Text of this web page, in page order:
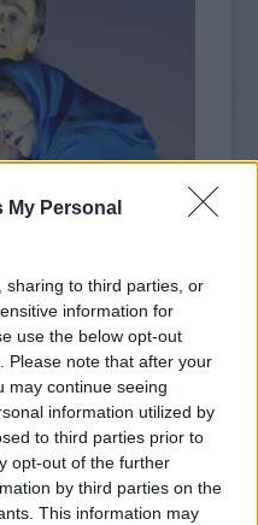
My Personal
sharing to third parties, or
information for
use the below opt-out
Please note that after your
may continue seeing
information utilized by
to third parties prior to
opt-out of the further
by third parties on the
This information may
emlékezetesek
alakításai is;
századi
a pályát, énekesi
sor a